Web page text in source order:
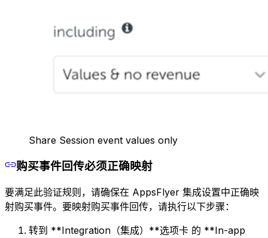
Share Session event values only
购买事件回传必须正确映射
要满足此验证规则，请确保在 AppsFlyer 集成设置中正确映
射购买事件。要映射购买事件回传，请执行以下步骤：
转到 **Integration（集成）**选项卡 的 **In-app